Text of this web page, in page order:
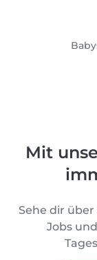
Mit
Sehe dir
Jobs